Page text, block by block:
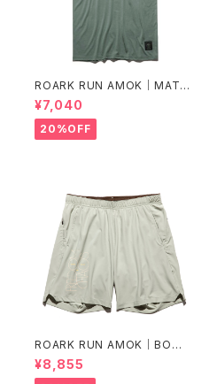
ROARK RUN AMOK｜MATHI
S CORE SS col.FOREST
¥7,040
20%OFF
ROARK RUN AMOK｜BOM
MER 2.0 7" Col.CHAPARRA
L
¥8,855